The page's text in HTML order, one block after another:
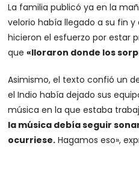
La familia publicó ya en la
velorio había llegado a su fin
hicieron el esfuerzo por estar
que«lloraron donde los
Asimismo, el texto confió un
el Indio había dejado sus
música en la que estaba
la música debía seguir
ocurriese. Hagamos eso»,